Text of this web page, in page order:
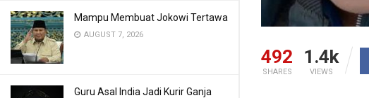
Mampu Membuat Jokowi Tertawa
AUGUST 7, 2026
Guru Asal India Jadi Kurir Ganja
492
SHARES
1.4k
VIEWS